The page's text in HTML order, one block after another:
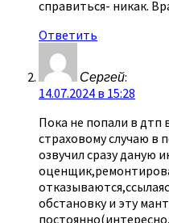
справиться- никак.
Ответить
Сергей:
14.07.2024 в 15:28
Пока не попали в дтп
страховому случаю в
озвучил сразу даную
обстановку и эту